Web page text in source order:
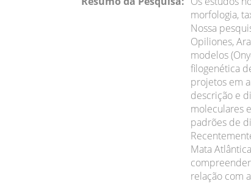
morfologia,
Nossa
Opiliones,
modelos
filogenética
projetos em
descrição e
moleculares
padrões de
Mata
relação com